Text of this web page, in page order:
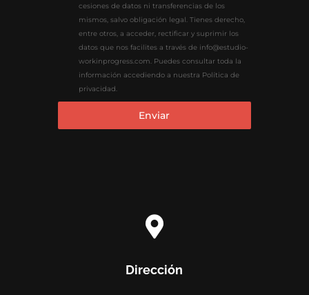
cesiones de datos ni transferencias de los
mismos, salvo obligación legal. Tienes derecho,
entre otros, a acceder, rectificar y suprimir los
datos que nos facilites a través de info@estudio-
workinprogress.com. Puedes consultar toda la
información accediendo a nuestra Política de
privacidad.
Enviar

Dirección